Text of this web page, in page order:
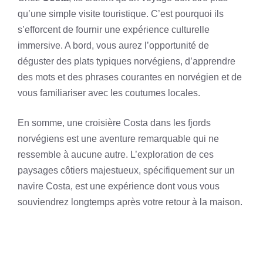
qu’une simple visite touristique. C’est pourquoi ils
s’efforcent de fournir une expérience culturelle
immersive. A bord, vous aurez l’opportunité de
déguster des plats typiques norvégiens, d’apprendre
des mots et des phrases courantes en norvégien et de
vous familiariser avec les coutumes locales.
En somme, une croisière Costa dans les fjords
norvégiens est une aventure remarquable qui ne
ressemble à aucune autre. L’exploration de ces
paysages côtiers majestueux, spécifiquement sur un
navire Costa, est une expérience dont vous vous
souviendrez longtemps après votre retour à la maison.